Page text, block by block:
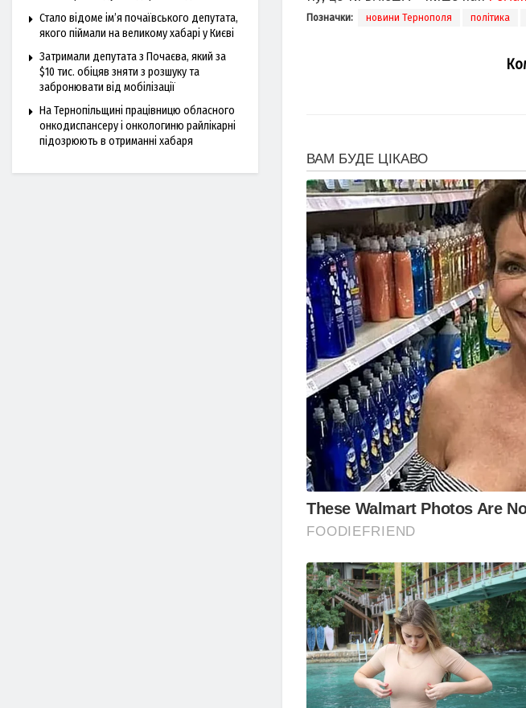
Позначки: новини Тернополя політика
Стало відоме ім’я почаївського депутата,
якого піймали на великому хабарі у Києві
Затримали депутата з Почаєва, який за
$10 тис. обіцяв зняти з розшуку та
забронювати від мобілізації
На Тернопільщині працівницю обласного
онкодиспансеру і онкологиню райлікарні
підозрюють в отриманні хабаря